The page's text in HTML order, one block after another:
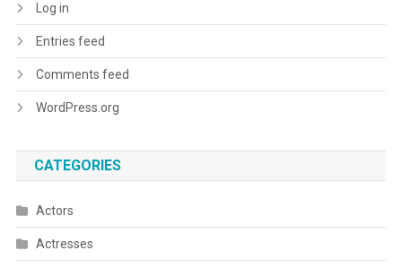
Log in
Entries feed
Comments feed
WordPress.org
CATEGORIES
Actors
Actresses